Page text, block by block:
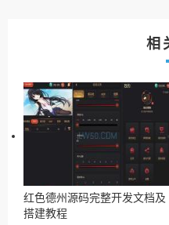
相
红色德州源码完整开发文档及
搭建教程